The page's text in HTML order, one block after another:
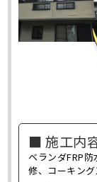
■ 施工内
ベランダFRP
修、コーキン